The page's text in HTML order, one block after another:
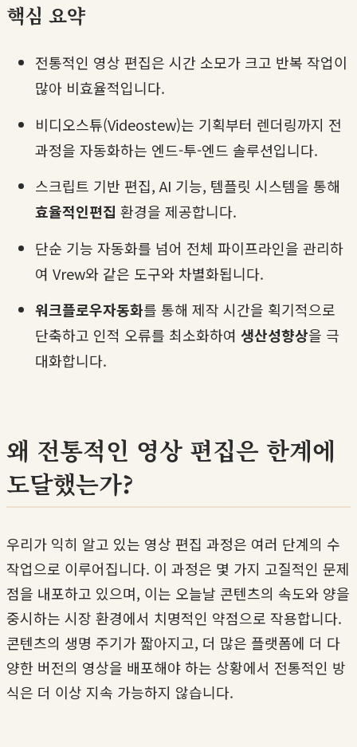
핵심 요약
전통적인 영상 편집은 시간 소모가 크고 반복 작업이
많아 비효율적입니다.
비디오스튜(Videostew)는 기획부터 렌더링까지 전
과정을 자동화하는 엔드-투-엔드 솔루션입니다.
스크립트 기반 편집, AI 기능, 템플릿 시스템을 통해
효율적인편집 환경을 제공합니다.
단순 기능 자동화를 넘어 전체 파이프라인을 관리하
여 Vrew와 같은 도구와 차별화됩니다.
워크플로우자동화를 통해 제작 시간을 획기적으로
단축하고 인적 오류를 최소화하여 생산성향상을 극
대화합니다.
왜 전통적인 영상 편집은 한계에
도달했는가?
우리가 익히 알고 있는 영상 편집 과정은 여러 단계의 수
작업으로 이루어집니다. 이 과정은 몇 가지 고질적인 문제
점을 내포하고 있으며, 이는 오늘날 콘텐츠의 속도와 양을
중시하는 시장 환경에서 치명적인 약점으로 작용합니다.
콘텐츠의 생명 주기가 짧아지고, 더 많은 플랫폼에 더 다
양한 버전의 영상을 배포해야 하는 상황에서 전통적인 방
식은 더 이상 지속 가능하지 않습니다.